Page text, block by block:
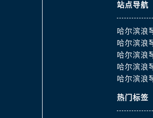
站点导航
哈尔滨浪
哈尔滨浪
哈尔滨浪
哈尔滨浪
哈尔滨浪
热门标签